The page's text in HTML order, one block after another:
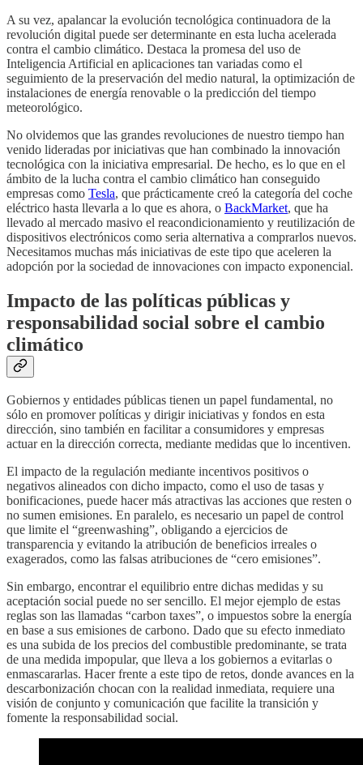
A su vez, apalancar la evolución tecnológica continuadora de la
revolución digital puede ser determinante en esta lucha acelerada
contra el cambio climático. Destaca la promesa del uso de
Inteligencia Artificial en aplicaciones tan variadas como el
seguimiento de la preservación del medio natural, la optimización de
instalaciones de energía renovable o la predicción del tiempo
meteorológico.
No olvidemos que las grandes revoluciones de nuestro tiempo han
venido lideradas por iniciativas que han combinado la innovación
tecnológica con la iniciativa empresarial. De hecho, es lo que en el
ámbito de la lucha contra el cambio climático han conseguido
empresas como Tesla, que prácticamente creó la categoría del coche
eléctrico hasta llevarla a lo que es ahora, o BackMarket, que ha
llevado al mercado masivo el reacondicionamiento y reutilización de
dispositivos electrónicos como seria alternativa a comprarlos nuevos.
Necesitamos muchas más iniciativas de este tipo que aceleren la
adopción por la sociedad de innovaciones con impacto exponencial.
Impacto de las políticas públicas y
responsabilidad social sobre el cambio
climático
Gobiernos y entidades públicas tienen un papel fundamental, no
sólo en promover políticas y dirigir iniciativas y fondos en esta
dirección, sino también en facilitar a consumidores y empresas
actuar en la dirección correcta, mediante medidas que lo incentiven.
El impacto de la regulación mediante incentivos positivos o
negativos alineados con dicho impacto, como el uso de tasas y
bonificaciones, puede hacer más atractivas las acciones que resten o
no sumen emisiones. En paralelo, es necesario un papel de control
que limite el “greenwashing”, obligando a ejercicios de
transparencia y evitando la atribución de beneficios irreales o
exagerados, como las falsas atribuciones de “cero emisiones”.
Sin embargo, encontrar el equilibrio entre dichas medidas y su
aceptación social puede no ser sencillo. El mejor ejemplo de estas
reglas son las llamadas “carbon taxes”, o impuestos sobre la energía
en base a sus emisiones de carbono. Dado que su efecto inmediato
es una subida de los precios del combustible predominante, se trata
de una medida impopular, que lleva a los gobiernos a evitarlas o
enmascararlas. Hacer frente a este tipo de retos, donde avances en la
descarbonización chocan con la realidad inmediata, requiere una
visión de conjunto y comunicación que facilite la transición y
fomente la responsabilidad social.